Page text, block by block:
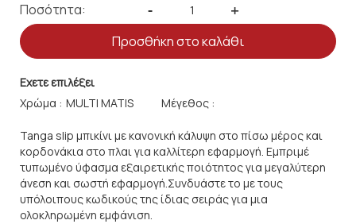
Ποσότητα: - +
Προσθήκη στο καλάθι
Εχετε επιλέξει
Χρώμα :
Μέγεθος :
Tanga slip μπικίνι με κανονική κάλυψη στο πίσω μέρος και
κορδονάκια στο πλαι για καλλίτερη εφαρμογή. Εμπριμέ
τυπωμένο ύφασμα εξαιρετικής ποιότητος για μεγαλύτερη
άνεση και σωστή εφαρμογή.Συνδυάστε το με τους
υπόλοιπους κωδικούς της ίδιας σειράς για μια
ολοκληρωμένη εμφάνιση.